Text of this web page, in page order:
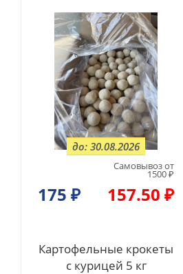
175 ₽
Самовывоз от
1500 ₽
157.50 ₽
Картофельные крокеты
с курицей 5 кг
до: 30.08.2026